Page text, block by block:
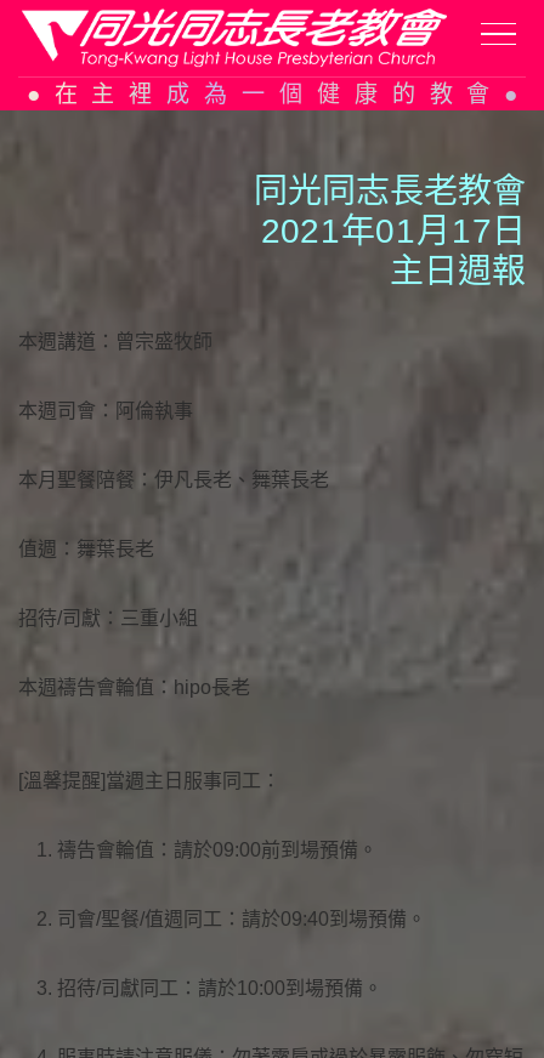
Skip
to
在主裡成為一個健康的教會
同光同志長老教會
2021年01月 17日
主日週報
本週講道：曾宗盛牧師
本週司會：阿倫執事
本月聖餐陪餐：伊凡長老、舞葉長老
值週：舞葉長老
招待/司獻：三重小組
本週禱告會輪值：hipo長老
[溫馨提醒]當週主日服事同工：
禱告會輪值：請於09:00前到場預備。
司會/聖餐/值週同工：請於09:40到場預備。
招待/司獻同工：請於10:00到場預備。